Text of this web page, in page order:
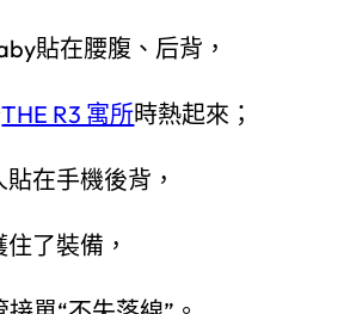
貼在腰腹、后背，
THE R3 寓所時熱起來；
在手機後背，
住了裝備，